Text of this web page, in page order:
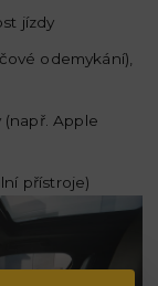
jízdy
odemykání),
Apple
přístroje)